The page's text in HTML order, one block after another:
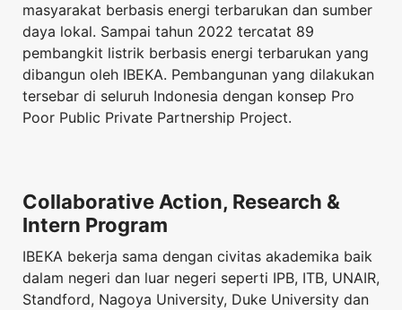
masyarakat berbasis energi terbarukan dan sumber
daya lokal. Sampai tahun 2022 tercatat 89
pembangkit listrik berbasis energi terbarukan yang
dibangun oleh IBEKA. Pembangunan yang dilakukan
tersebar di seluruh Indonesia dengan konsep Pro
Poor Public Private Partnership Project.
Collaborative Action, Research &
Intern Program
IBEKA bekerja sama dengan civitas akademika baik
dalam negeri dan luar negeri seperti IPB, ITB, UNAIR,
Standford, Nagoya University, Duke University dan